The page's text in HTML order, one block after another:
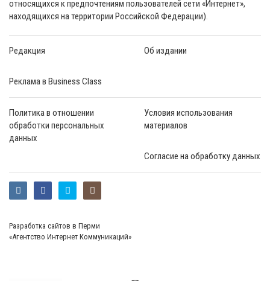
относящихся к предпочтениям пользователей сети «Интернет»,
находящихся на территории Российской Федерации).
Редакция Об издании
Реклама в Business Class
Политика в отношении
обработки персональных
данных
Условия использования
материалов
Согласие на обработку данных
Разработка сайтов в Перми
«Агентство Интернет Коммуникаций»